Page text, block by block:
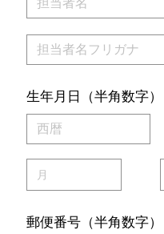
生年月日（半角数字）
郵便番号（半角数字）